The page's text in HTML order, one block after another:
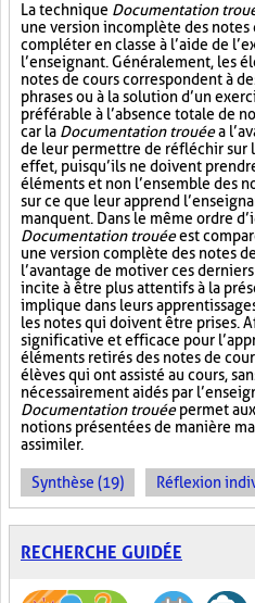
La technique Documentation
une version incomplète des notes
compléter en classe à l’aide de
l’enseignant. Généralement, les
notes de cours correspondent à
phrases ou à la solution d’un
préférable à l’absence totale de
car la Documentation trouéea
de leur permettre de réfléchir sur
effet, puisqu’ils ne doivent
éléments et non l’ensemble des
sur ce que leur apprend
manquent. Dans le même ordre
Documentation trouéeest
une version complète des notes
l’avantage de motiver ces
incite à être plus attentifs à la
implique dans leurs
les notes qui doivent être prises.
significative et efficace pour
éléments retirés des notes de
élèves qui ont assisté au cours,
nécessairement aidés par
Documentation trouéepermet
notions présentées de manière
assimiler.
Synthèse (19) Réflexion
RECHERCHE GUIDÉE